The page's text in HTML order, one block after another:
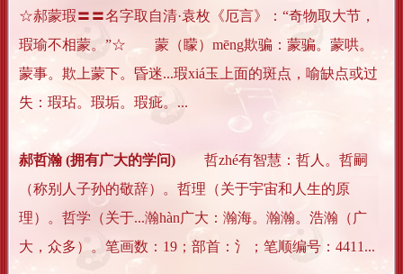
☆郝蒙瑕〓〓名字取自清·袁枚《厄言》：“奇物取大节，
瑕瑜不相蒙。”☆ 蒙（矇）mēng欺骗：蒙骗。蒙哄。
蒙事。欺上蒙下。昏迷...瑕xiá玉上面的斑点，喻缺点或过
失：瑕玷。瑕垢。瑕疵。...
郝哲瀚 (拥有广大的学问) 哲zhé有智慧：哲人。哲嗣
（称别人子孙的敬辞）。哲理（关于宇宙和人生的原
理）。哲学（关于...瀚hàn广大：瀚海。瀚瀚。浩瀚（广
大，众多）。笔画数：19；部首：氵；笔顺编号：4411...